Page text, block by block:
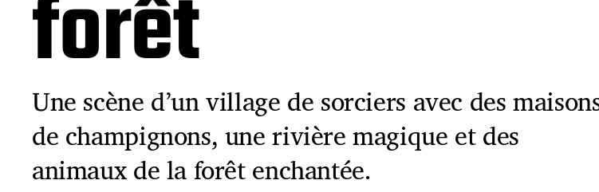
forêt
Une scène d’un village de sorciers avec des
de champignons, une rivière magique et des
animaux de la forêt enchantée.